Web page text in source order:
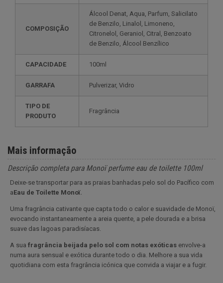
COMPOSIÇÃO
Álcool Denat, Aqua, Parfum, Salicilato
de Benzilo, Linalol, Limoneno,
Citronelol, Geraniol, Citral, Benzoato
de Benzilo, Álcool Benzílico
CAPACIDADE 100ml
GARRAFA Pulverizar, Vidro
TIPO DE
PRODUTO
Fragrância
Mais informação
Descrição completa para Monoï perfume eau de toilette 100ml
Deixe-se transportar para as praias banhadas pelo sol do Pacífico com
aEau de Toilette Monoï.
Uma fragrância cativante que capta todo o calor e suavidade de Monoï,
evocando instantaneamente a areia quente, a pele dourada e a brisa
suave das lagoas paradisíacas.
A sua fragrância beijada pelo sol com notas exóticas envolve-a
numa aura sensual e exótica durante todo o dia. Melhore a sua vida
quotidiana com esta fragrância icónica que convida a viajar e a fugir.